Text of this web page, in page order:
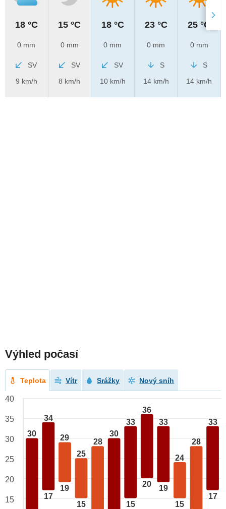
18 °C
0 mm
SV
9 km/h
15 °C
0 mm
SV
8 km/h
18 °C
0 mm
SV
10 km/h
23 °C
0 mm
S
14 km/h
25 °C
0 mm
S
14 km/h
Výhled počasí
Teplota Vítr Srážky Nový sníh
30
34
17
29
19
25
15
28
30
33
15
36
20
33
19
24
15
28
33
17
40
35
30
25
20
15